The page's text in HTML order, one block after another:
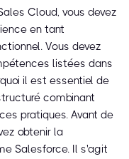
Cloud, vous devez
en tant
Vous devez
listées dans
il est essentiel de
combinant
pratiques. Avant de
obtenir la
Salesforce. Il s'agit